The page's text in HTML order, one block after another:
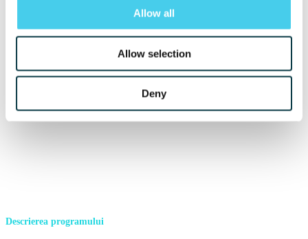
Allow all
Allow selection
Deny
Descrierea programului